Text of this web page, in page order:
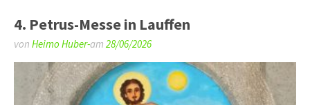
4. Petrus-Messe in Lauffen
von Heimo Huber-am 28/06/2026